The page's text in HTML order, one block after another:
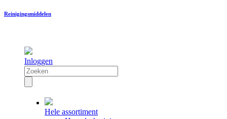
Reinigingsmiddelen
Inloggen
Hele assortiment